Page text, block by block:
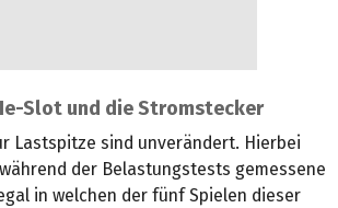
Slot und die Stromstecker
Lastspitze sind unverändert. Hierbei
der Belastungstests gemessene
in welchen der fünf Spielen dieser